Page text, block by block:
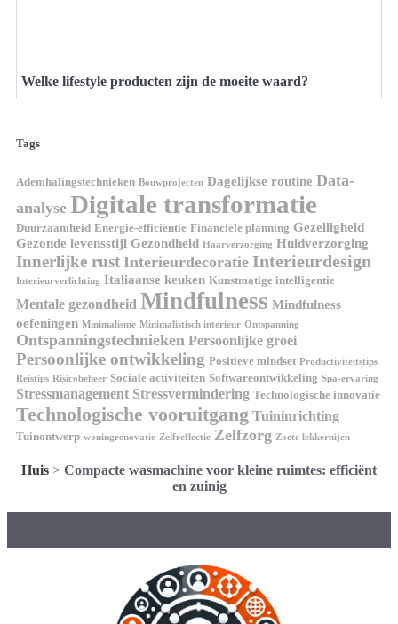
Welke lifestyle producten zijn de moeite waard?
Tags
Ademhalingstechnieken Bouwprojecten Dagelijkse routine Data-
analyse Digitale transformatie
Duurzaamheid Energie-efficiëntie Financiële planning Gezelligheid
Gezonde levensstijl Gezondheid Haarverzorging Huidverzorging
Innerlijke rust Interieurdecoratie Interieurdesign
Interieurverlichting Italiaanse keuken Kunstmatige intelligentie
Mentale gezondheid Mindfulness Mindfulness
oefeningen Minimalisme Minimalistisch interieur Ontspanning
Ontspanningstechnieken Persoonlijke groei
Persoonlijke ontwikkeling Positieve mindset Productiviteitstips
Reistips Risicobeheer Sociale activiteiten Softwareontwikkeling Spa-ervaring
Stressmanagement Stressvermindering Technologische innovatie
Technologische vooruitgang Tuininrichting
Tuinontwerp woningrenovatie Zelfreflectie Zelfzorg Zoete lekkernijen
Huis > Compacte wasmachine voor kleine ruimtes: efficiënt
en zuinig